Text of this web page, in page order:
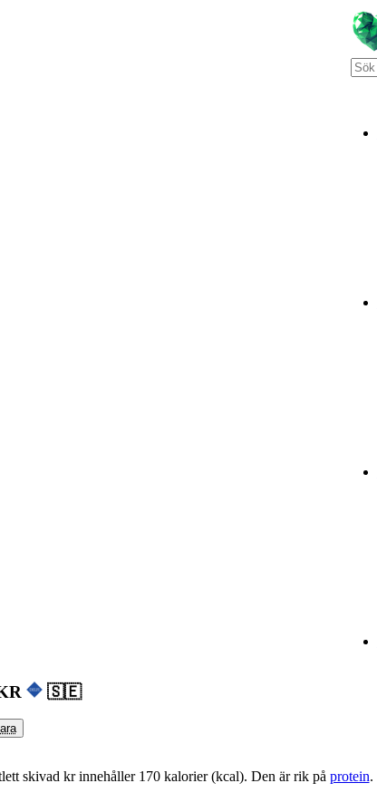
🇸🇪
skivad kr innehåller 170 kalorier (kcal). Den är rik på protein.